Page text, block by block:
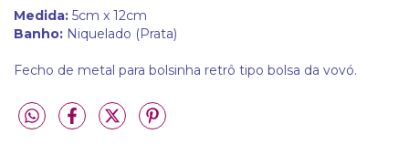
Medida: 5cm x 12cm
Banho: Niquelado (Prata)
Fecho de metal para bolsinha retrô tipo bolsa da vovó.